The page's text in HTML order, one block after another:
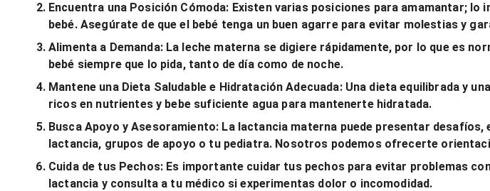
Encuentra una Posición Cómoda: Existen varias posiciones para amamantar; lo
bebé. Asegúrate de que el bebé tenga un buen agarre para evitar molestias y
Alimenta a Demanda:La leche materna se digiere rápidamente, por lo que es
bebé siempre que lo pida, tanto de día como de noche.
Mantene una Dieta Saludable e Hidratación Adecuada:Una dieta equilibrada y
ricos en nutrientes y bebe suficiente agua para mantenerte hidratada.
Busca Apoyo y Asesoramiento: La lactancia materna puede presentar desafíos,
lactancia, grupos de apoyo o tu pediatra. Nosotros podemos ofrecerte
Cuida de tus Pechos: Es importante cuidar tus pechos para evitar problemas
lactancia y consulta a tu médico si experimentas dolor o incomodidad.